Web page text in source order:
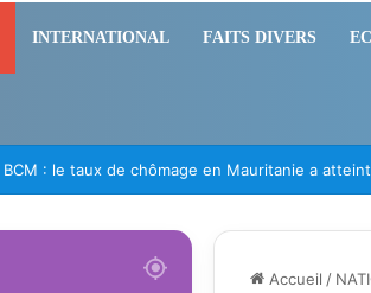
INTERNATIONAL FAITS DIVERS
Le RFD appelle à la libération des Mauritaniens
Accueil /